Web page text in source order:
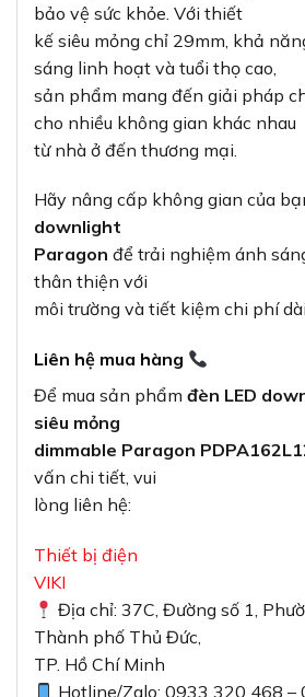
bảo vệ sức khỏe. Với thiết
kế siêu mỏng chỉ 29mm, khả
sáng linh hoạt và tuổi thọ cao,
sản phẩm mang đến giải pháp
cho nhiều không gian khác nhau
từ nhà ở đến thương mại.
Hãy nâng cấp không gian của
downlight
Paragon để trải nghiệm ánh
thân thiện với
môi trường và tiết kiệm chi phí
Liên hệ mua hàng
Để mua sản phẩm đèn LED
siêu mỏng
dimmable Paragon
vấn chi tiết, vui
lòng liên hệ:
Thiết bị điện
VIKI
Địa chỉ: 37C, Đường số 1,
Thành phố Thủ Đức,
TP. Hồ Chí Minh
Hotline/Zalo: 0933 320 468 –